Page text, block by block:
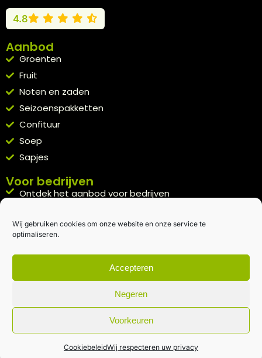
Wij gebruiken cookies om onze website en onze service te
optimaliseren.
Accepteren
Negeren
Voorkeuren
CookiebeleidWij respecteren uw privacy
4.8
Aanbod
Groenten
Fruit
Noten en zaden
Seizoenspakketten
Confituur
Soep
Sapjes
Voor bedrijven
Ontdek het aanbod voor bedrijven
Kennismakingspakket aanvragen
Blijft op de hoogte
Rechtstreeks van het veld naar je inbox.
Inschrijven nieuwsbrief
Algemene voorwaarden|Privacybeleid| gemaakt met door
creativitijd